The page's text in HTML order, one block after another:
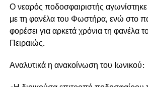
Ο νεαρός ποδοσφαιριστής
με τη φανέλα του Φωστήρα, ενώ στο
φορέσει για αρκετά χρόνια τη φανέλα
Πειραιώς.
Αναλυτικά η ανακοίνωση του Ιωνικού: